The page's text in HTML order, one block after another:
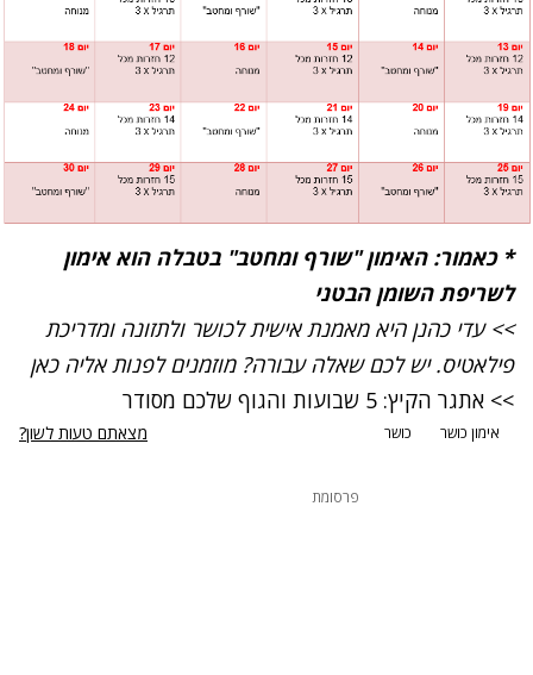
* כאמור: האימון"שורף ומחטב" בטבלה הוא אימון
לשריפת השומן הבטני
>> עדי כהנן היא מאמנת אישית לכושר ולתזונה ומדריכת
פילאטיס. יש לכם שאלה עבורה? מוזמנים לפנות אליהכאן
>> אתגר הקיץ: 5 שבועות והגוף שלכם מסודר
אימון כושר כושר מצאתם טעות לשון?
פרסומת